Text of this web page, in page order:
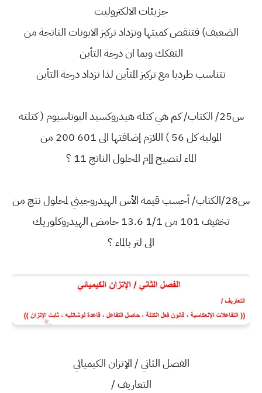
جزيئات الالكتروليت
الضعيف) فتنقص كميتها وتزداد تركيز الايونات الناتجة من
التفكك وبما ان درجة التأين
تتناسب طرديا مع تركيز المتأين لذا تزداد درجة التأين
س25/ الكتاب/ كم هي كتلة هيدروكسيد البوتاسيوم ( كتلته
المولية كل 56 ) اللازم إضافتها الى 601 200 من
الماء لتصيح إإم المحلول الناتج 11 ؟
س28/الكتاب/ أحسب قيمة الأس الهيدروجيني لمحلول نتج من
تخفيف 101 من 1/1 13.6 حامض الهيدروكلوريك
الى لتر بالماء ؟
الفصل الثاني / الإتزان الكيميائي
التعاريف /